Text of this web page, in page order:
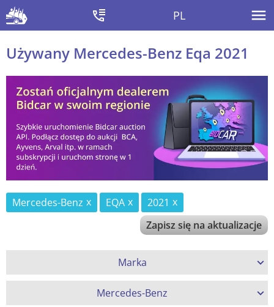
PL
Używany Mercedes-Benz Eqa 2021
Mercedes-Benz EQA
2021
Zapisz się na aktualizacje
Marka
Mercedes-Benz